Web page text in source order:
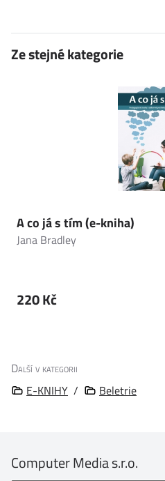
Ze stejné kategorie
A co já s tím (e-kniha)
Jana Bradley
220 Kč
Další v kategorii
E-KNIHY / Beletrie
Computer Media s.r.o.